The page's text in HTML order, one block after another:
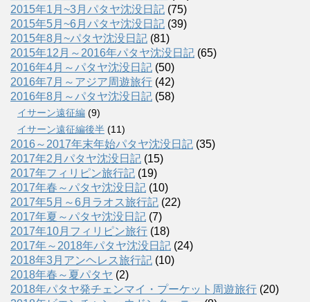
2015年1月~3月パタヤ沈没日記 (75)
2015年5月~6月パタヤ沈没日記 (39)
2015年8月~パタヤ沈没日記 (81)
2015年12月～2016年パタヤ沈没日記 (65)
2016年4月～パタヤ沈没日記 (50)
2016年7月～アジア周遊旅行 (42)
2016年8月～パタヤ沈没日記 (58)
イサーン遠征編 (9)
イサーン遠征編後半 (11)
2016～2017年末年始パタヤ沈没日記 (35)
2017年2月パタヤ沈没日記 (15)
2017年フィリピン旅行記 (19)
2017年春～パタヤ沈没日記 (10)
2017年5月～6月ラオス旅行記 (22)
2017年夏～パタヤ沈没日記 (7)
2017年10月フィリピン旅行 (18)
2017年～2018年パタヤ沈没日記 (24)
2018年3月アンヘレス旅行記 (10)
2018年春～夏パタヤ (2)
2018年パタヤ発チェンマイ・プーケット周遊旅行 (20)